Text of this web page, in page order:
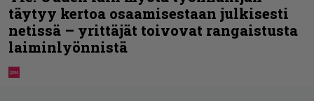
täytyy kertoa osaamisestaan julkisesti
netissä – yrittäjät toivovat rangaistusta
laiminlyönnistä